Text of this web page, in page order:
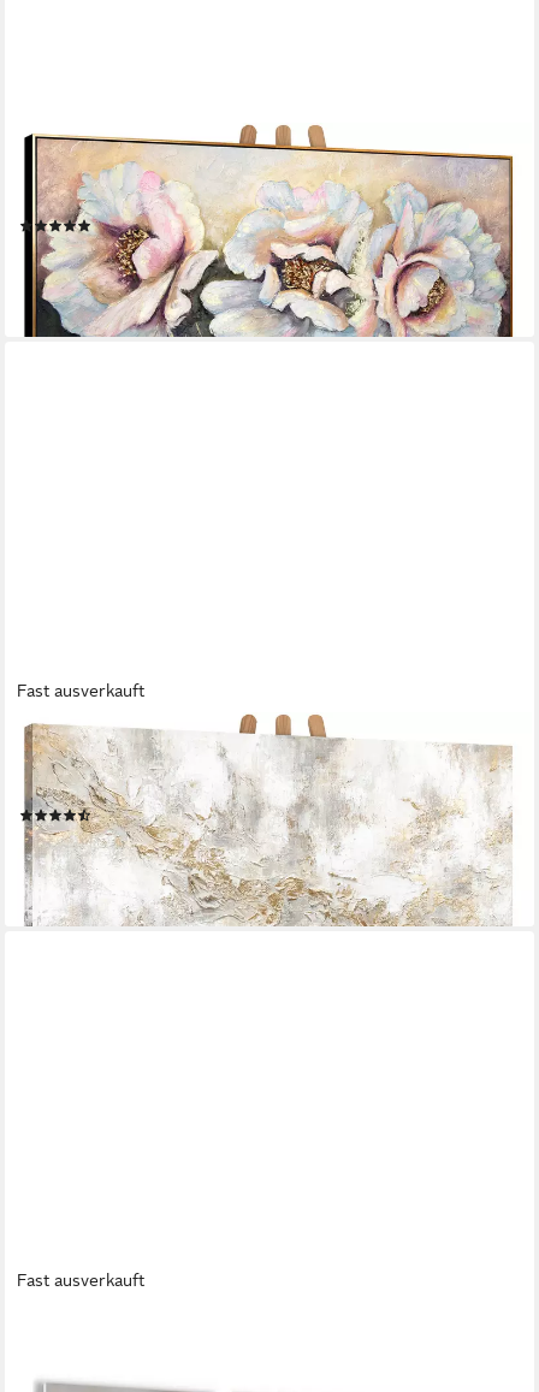
YS-ART
Gemälde Pfingstrosen, Blumen, Pfingstrose Weiß Gold Schwarz
Leinwand Bild Handgemalt
(4)
ab 109,90 €
lieferbar - in 2-3 Werktagen bei dir
Fast ausverkauft
YS-ART
Gemälde Geschichte, Abstrakte Bilder, Leinwand Bild Handgemalt
Gold Weiß Beige Gelb
(11)
ab 179,90 €
lieferbar - in 2-3 Werktagen bei dir
Fast ausverkauft
Wohnzimmer, Blumen und Blüten: Protea und Eukalyptus in